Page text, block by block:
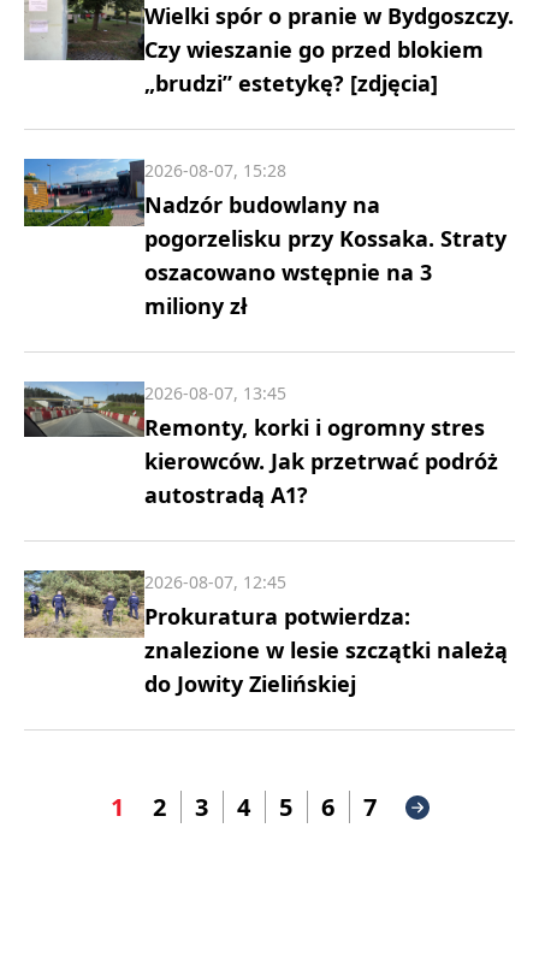
Wielki spór o pranie w Bydgoszczy.
Czy wieszanie go przed blokiem
„brudzi” estetykę? [zdjęcia]
Nadzór budowlany na
pogorzelisku przy Kossaka. Straty
oszacowano wstępnie na 3
miliony zł
2026-08-07, 15:28
Remonty, korki i ogromny stres
kierowców. Jak przetrwać podróż
autostradą A1?
2026-08-07, 13:45
Prokuratura potwierdza:
znalezione w lesie szczątki należą
do Jowity Zielińskiej
2026-08-07, 12:45
1 2 3 4 5 6 7